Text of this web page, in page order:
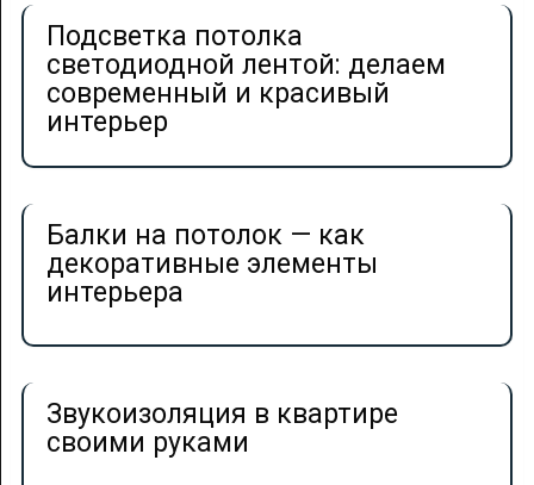
Подсветка потолка
светодиодной лентой: делаем
современный и красивый
интерьер
Балки на потолок — как
декоративные элементы
интерьера
Звукоизоляция в квартире
своими руками